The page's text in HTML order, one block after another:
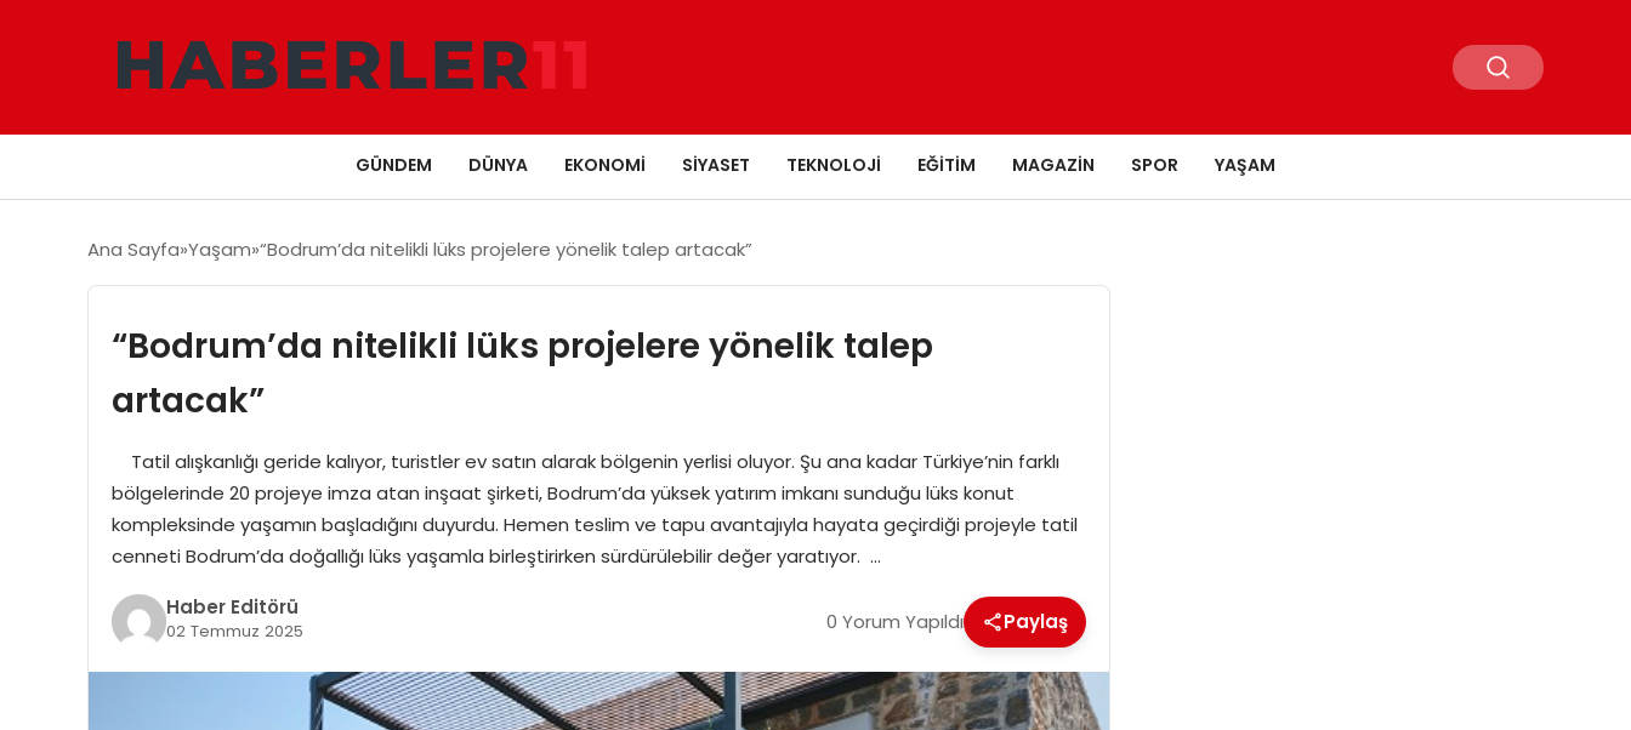
GÜNDEM DÜNYA EKONOMI SIYASET TEKNOLOJI EĞITIM MAGAZIN SPOR YAŞAM
Ana Sayfa Yaşam “Bodrum’da nitelikli lüks projelere yönelik talep artacak”
“Bodrum’da nitelikli lüks projelere yönelik talep
artacak”
Tatil alışkanlığı geride kalıyor, turistler ev satın alarak bölgenin yerlisi oluyor. Şu ana kadar Türkiye’nin farklı
bölgelerinde 20 projeye imza atan inşaat şirketi, Bodrum’da yüksek yatırım imkanı sunduğu lüks konut
kompleksinde yaşamın başladığını duyurdu. Hemen teslim ve tapu avantajıyla hayata geçirdiği projeyle tatil
cenneti Bodrum’da doğallığı lüks yaşamla birleştirirken sürdürülebilir değer yaratıyor. …
Haber Editörü
02 Temmuz 2025 0 Yorum Yapıldı Paylaş